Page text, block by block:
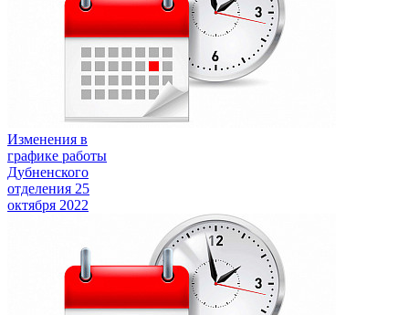
Изменения в
графике работы
Дубненского
отделения 25
октября 2022